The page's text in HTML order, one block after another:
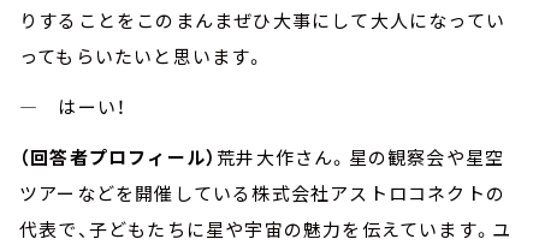
りすることをこのまんまぜひ大事にして大人になってい
ってもらいたいと思います。
― はーい！
（回答者プロフィール） 荒井大作さん。星の観察会や星空
ツアーなどを開催している株式会社アストロコネクトの
代表で、子どもたちに星や宇宙の魅力を伝えています。ユ